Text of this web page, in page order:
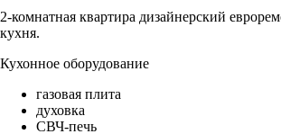
2-комнатная квартира дизайнерский
кухня.
Кухонное оборудование
газовая плита
духовка
СВЧ-печь